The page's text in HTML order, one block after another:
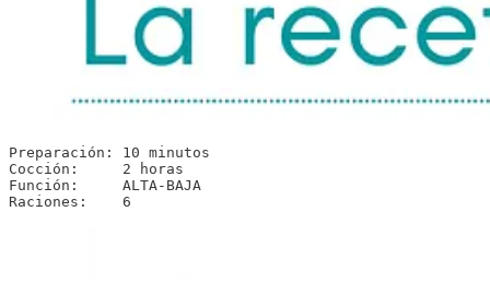
Preparación: 10 minutos
Cocción:     2 horas
Función:     ALTA-BAJA
Raciones:    6